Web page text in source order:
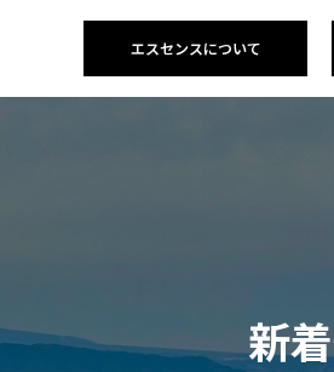
エスセンスについて
新